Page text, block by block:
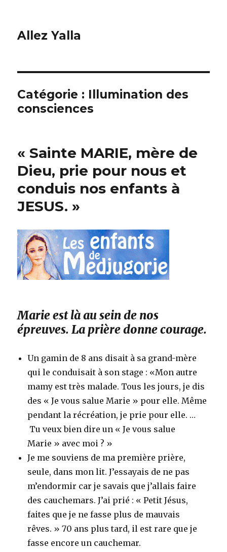
Allez Yalla
Catégorie : Illumination des
consciences
« Sainte MARIE, mère de
Dieu, prie pour nous et
conduis nos enfants à
JESUS. »
Marie est là au sein de nos
épreuves. La prière donne courage.
Un gamin de 8 ans disait à sa grand-mère
qui le conduisait à son stage : «Mon autre
mamy est très malade. Tous les jours, je dis
des « Je vous salue Marie » pour elle. Même
pendant la récréation, je prie pour elle. …
Tu veux bien dire un « Je vous salue
Marie » avec moi ? »
Je me souviens de ma première prière,
seule, dans mon lit. J’essayais de ne pas
m’endormir car je savais que j’allais faire
des cauchemars. J’ai prié : « Petit Jésus,
faites que je ne fasse plus de mauvais
rêves. » 70 ans plus tard, il est rare que je
fasse encore un cauchemar.